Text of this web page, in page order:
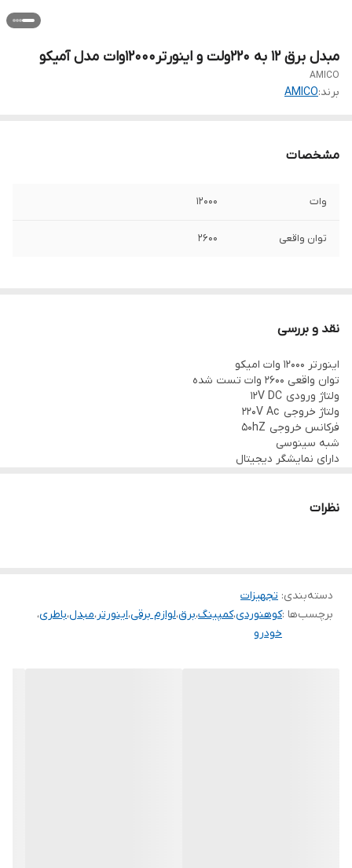
مبدل برق ۱۲ به ۲۲۰ولت و اینورتر12000وات مدل آمیکو
AMICO
برند:AMICO
مشخصات
وات 12000
توان واقعی 2600
نقد و بررسی
اینورتر 12000 وات امیکو
توان واقعی 2600 وات تست شده
ولتاژ ورودی 12V DC
ولتاژ خروجی 220V Ac
فرکانس خروجی 50hZ
شبه سینوسی
دارای نمایشگر دیجیتال
توان واقعی 4/5k
نظرات
دسته‌بندی: تجهیزات
برچسب‌ها :کوهنوردی،کمپینگ،برق،لوازم برقی،اینورتر،مبدل،باطری،
خودرو